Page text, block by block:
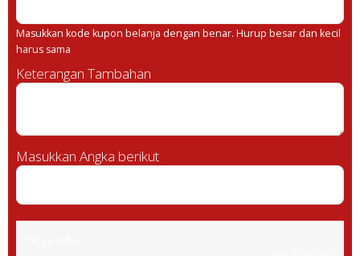
Masukkan kode kupon belanja dengan benar. Hurup besar dan kecil
harus sama
Keterangan Tambahan
Masukkan Angka berikut